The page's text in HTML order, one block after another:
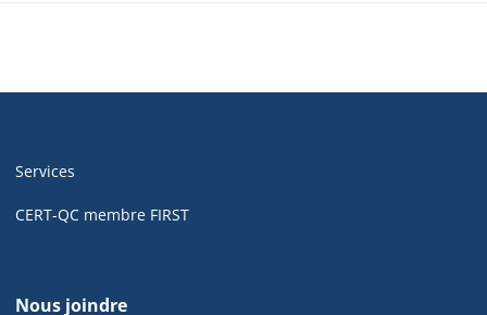
de
pied
de
Services
CERT-QC membre FIRST
Nous joindre